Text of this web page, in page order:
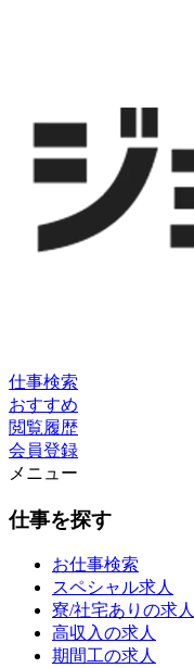
仕事検索
おすすめ
閲覧履歴
会員登録
メニュー
仕事を探す
お仕事検索
スペシャル求人
寮/社宅ありの求人
高収入の求人
期間工の求人